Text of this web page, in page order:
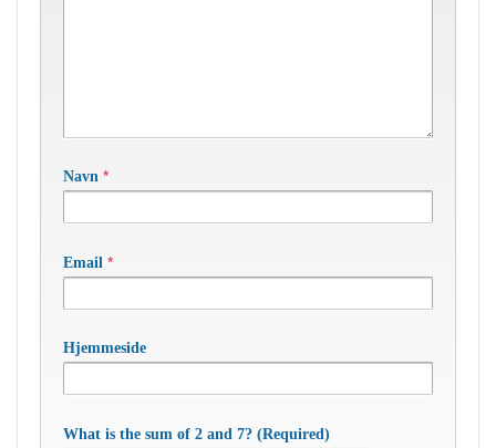
Navn *
Email *
Hjemmeside
What is the sum of 2 and 7? (Required)